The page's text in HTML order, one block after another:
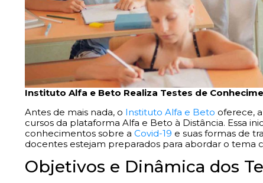
Instituto Alfa e Beto Realiza Testes de
Antes de mais nada, o Instituto Alfa e Beto oferece,
cursos da plataforma Alfa e Beto à Distância. Essa
conhecimentos sobre a Covid-19 e suas formas de
docentes estejam preparados para abordar o tema
Objetivos e Dinâmica dos